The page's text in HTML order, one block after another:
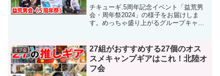
チキューギ.5周年記念イベント「益荒男
会・周年祭2024」の様子をお届けしま
す。めっちゃ盛り上がるグループキャン
の陣】サイト紹介📺【益荒男会・夏の
陣】本編動画☕MAS...
オフ会
27組がおすすめする27個のオス
スメキャンプギアはこれ！北陸オ
フ会